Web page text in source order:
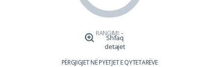
RANGIMI:-
Shfaq
detajet
PËRGJIGJET NË PYETJET E QYTETARËVE